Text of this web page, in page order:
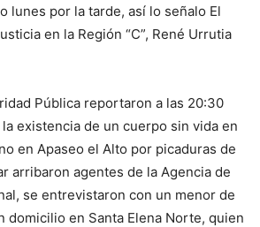
lunes por la tarde, así lo señalo El
en la Región “C”, René Urrutia
Pública reportaron a las 20:30
existencia de un cuerpo sin vida en
en Apaseo el Alto por picaduras de
arribaron agentes de la Agencia de
se entrevistaron con un menor de
domicilio en Santa Elena Norte, quien